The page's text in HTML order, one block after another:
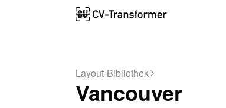
Layout-Bibliothek
Vancouver